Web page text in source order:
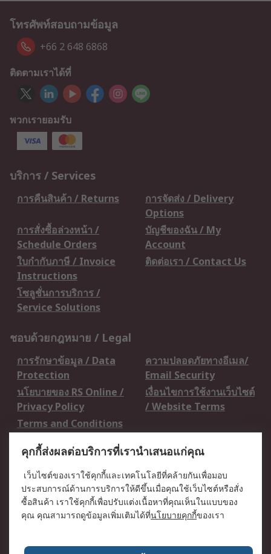
โทรศัพท์สอบถามข้อมูล
+66 2 648 6868
ติดตามเราได้ที่
พวกเรายอมรับ
บริการ / Services
การคืนสินค้า / Returns
การจัดส่ง / Delivery
Options
การสั่งซื้อล่วงหน้า /
Schedule Orders
บัญชีของฉัน / My
Account
ใบกำกับภาษี / Invoice
Instructions
ติดต่อเรา / Contact Us
โซลูชั่นการบริการ /
Service Solutions
ชอบด้วยกฎหมาย / Legal
การรักษาข้อมูล / Data
Protection
ความปลอดภัยทางอีเมล/
Email Security
นโยบายของ RS Online /
Privacy Policy
เงื่อนไขการใช้งานเว็บไซต์
/ Website Terms
Terms and Conditions
เกี่ยวกับ RS / About RS
RS ทั่วโลก / RS
Worldwide
ข่าวประชาสัมพันธ์ / Press
Centre
บริษัทในเครือ RS /
วิธีการชำระเงิน /
คุกกี้ส่งผลต่อบริการที่เรานำเสนอแก่คุณ
เว็บไซต์ของเราใช้คุกกี้และเทคโนโลยีที่คล้ายกันเพื่อมอบ
ประสบการณ์ด้านการบริการให้ดีขึ้นเมื่อคุณใช้เว็บไซต์หรือสั่ง
ซื้อสินค้า เราใช้คุกกี้เพื่อปรับแต่งเนื้อหาที่คุณเห็นในแบบของ
คุณ คุณสามารถดูข้อมูลเพิ่มเติมได้ที่นโยบายคุกกี้ของเรา